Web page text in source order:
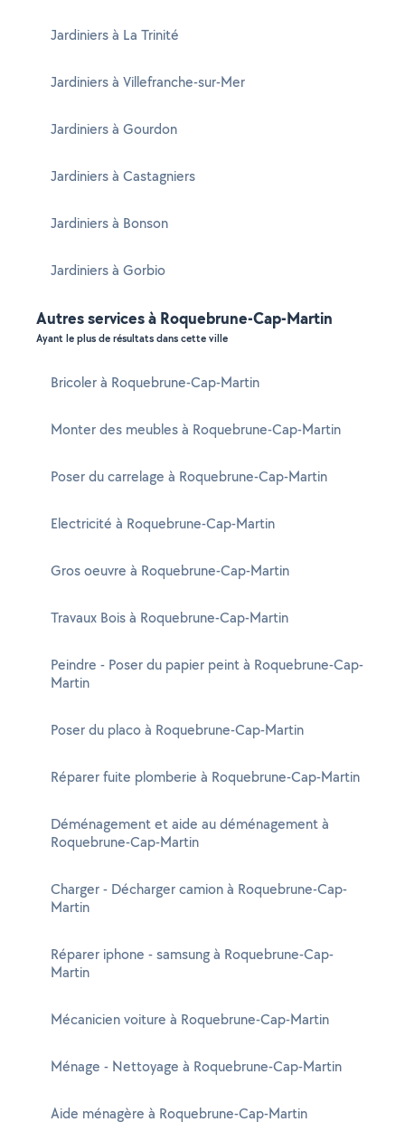
Jardiniers à La Trinité
Jardiniers à Villefranche-sur-Mer
Jardiniers à Gourdon
Jardiniers à Castagniers
Jardiniers à Bonson
Jardiniers à Gorbio
Autres services à Roquebrune-Cap-Martin
Ayant le plus de résultats dans cette ville
Bricoler à Roquebrune-Cap-Martin
Monter des meubles à Roquebrune-Cap-Martin
Poser du carrelage à Roquebrune-Cap-Martin
Electricité à Roquebrune-Cap-Martin
Gros oeuvre à Roquebrune-Cap-Martin
Travaux Bois à Roquebrune-Cap-Martin
Peindre - Poser du papier peint à Roquebrune-Cap-
Martin
Poser du placo à Roquebrune-Cap-Martin
Réparer fuite plomberie à Roquebrune-Cap-Martin
Déménagement et aide au déménagement à
Roquebrune-Cap-Martin
Charger - Décharger camion à Roquebrune-Cap-
Martin
Réparer iphone - samsung à Roquebrune-Cap-
Martin
Mécanicien voiture à Roquebrune-Cap-Martin
Ménage - Nettoyage à Roquebrune-Cap-Martin
Aide ménagère à Roquebrune-Cap-Martin